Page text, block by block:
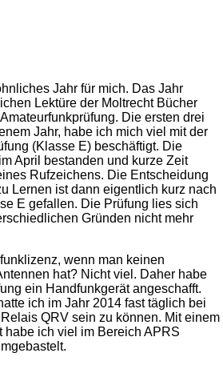
Jahr für mich. Das Jahr
Lektüre der Moltrecht Bücher
Die ersten drei
Jahr, habe ich mich viel mit der
(Klasse E) beschäftigt. Die
April bestanden und kurze Zeit
Rufzeichens. Die Entscheidung
Lernen ist dann eigentlich kurz nach
E gefallen. Die Prüfung lies sich
Gründen nicht mehr
wenn man keinen
hat? Nicht viel. Daher habe
ein Handfunkgerät angeschafft.
ich im Jahr 2014 fast täglich bei
QRV sein zu können. Mit einem
habe ich viel im Bereich APRS